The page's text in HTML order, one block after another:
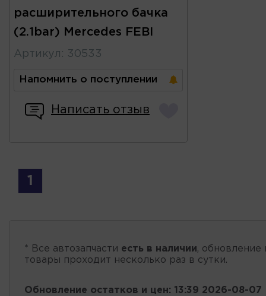
расширительного бачка
(2.1bar) Mercedes FEBI
Артикул : 30533
Напомнить о поступлении
Написать отзыв
1
* Все автозапчасти есть в наличии, обновление
товары проходит несколько раз в сутки.
Обновление остатков и цен: 13:39 2026-08-07